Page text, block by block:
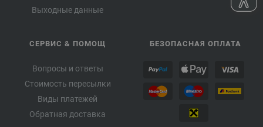
Выходные данные
СЕРВИС & ПОМОЩ
Вопросы и ответы
Стоимость пересылки
Виды платежей
Обратная доставка
БЕЗОПАСНАЯ ОПЛАТА